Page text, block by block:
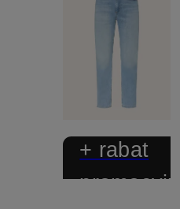
+ rabat
promocyjny